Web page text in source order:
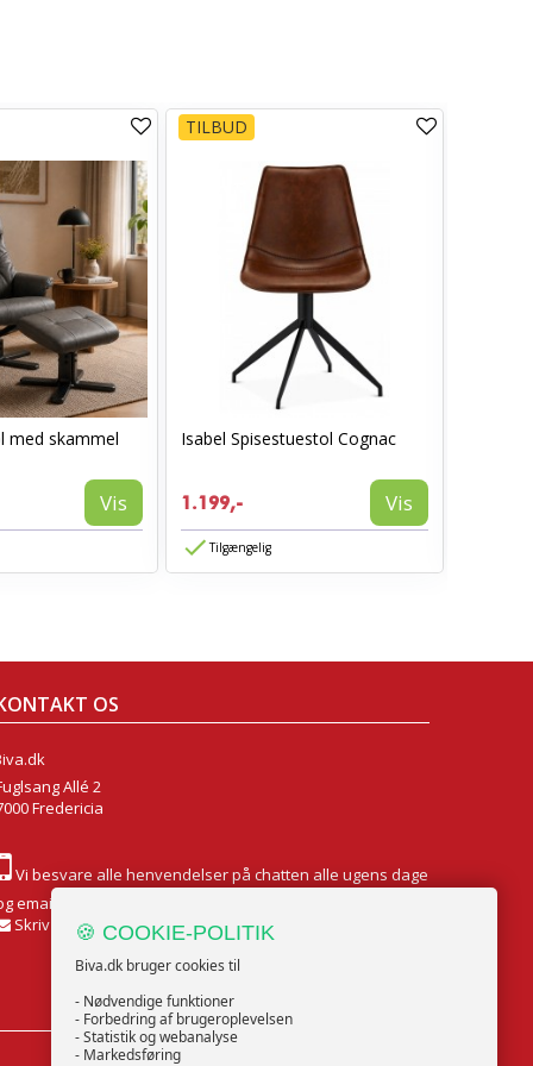
med skammel
Vis
TILBUD
Isabel Spisestuestol Cognac
1.199,- Vis
Tilgængelig
OS
Allé 2
Fredericia
Vi besvare alle henvendelser på chatten alle ugens dage
email Mandag til Fredag
Skriv til os🍪 COOKIE-POLITIK
Biva.dk bruger cookies til
- Nødvendige funktioner
- Forbedring af brugeroplevelsen
- Statistik og webanalyse
- Markedsføring